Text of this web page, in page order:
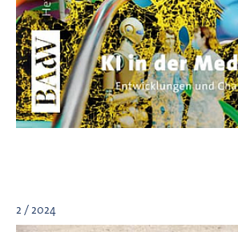
2 / 2024